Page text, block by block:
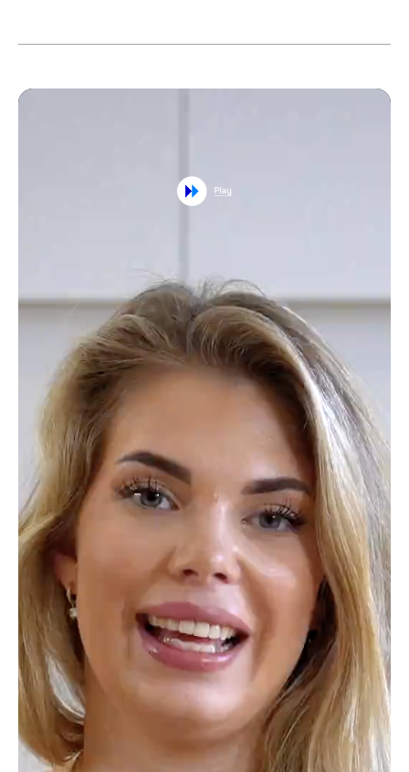
Visma Lønn, et lønnssystem som har vært trofast i
bruk i mange år, vil bli avviklet den 31. desember
2024. Denne beslutningen er sannsynligvis på grunn
av rask teknologisk utvikling og tilgjengeligheten av
mer effektive, nettbaserte løsninger på markedet.
Moderne lønnssystemer, som ikke krever
nedlastinger eller manuelle oppdateringer er
muligens noe som har bidratt til denne avgjørelsen.
Hva betyr nedleggelsen av
Visma Lønn for deg?
Nedleggelsen av Visma Lønn kan ha store
konsekvenser for deg og din bedrift dersom dette er
lønnssystemet dere bruker i dag. Det kan påvirke
både arbeidsprosesser, rapportering og økonomisk
styring. Det er viktig å være klar over hvilke
endringer dette vil medføre og hvordan du kan